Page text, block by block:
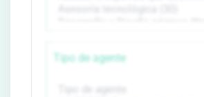
Tipo de agente